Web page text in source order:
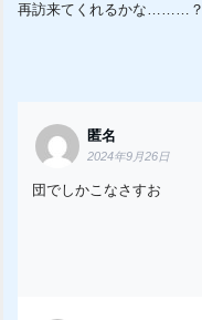
再訪来てくれるかな………？
匿名
2024年9月26日
団でしかこなさすお